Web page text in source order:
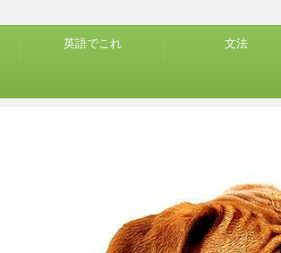
英語でこれ 文法